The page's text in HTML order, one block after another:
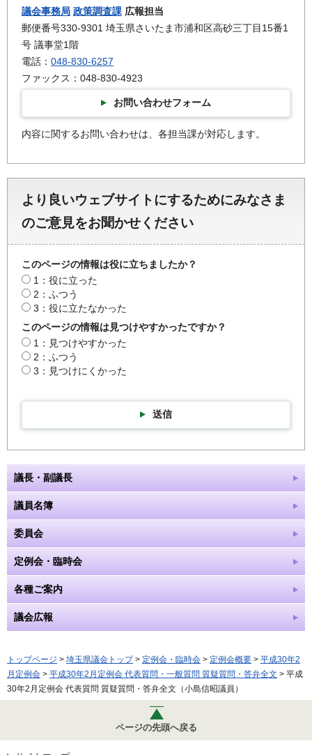
議会事務局 政策調査課 広報担当
郵便番号330-9301 埼玉県さいたま市浦和区高砂三丁目15番1
号 議事堂1階
電話： 048-830-6257
ファックス：048-830-4923
お問い合わせフォーム
内容に関するお問い合わせは、各担当課が対応します。
より良いウェブサイトにするためにみなさま
のご意見をお聞かせください
このページの情報は役に立ちましたか？
1：役に立った
2：ふつう
3：役に立たなかった
このページの情報は見つけやすかったですか？
1：見つけやすかった
2：ふつう
3：見つけにくかった
送信
議長・副議長
議員名簿
委員会
定例会・臨時会
各種ご案内
議会広報
トップページ > 埼玉県議会トップ> 定例会・臨時会 > 定例会概要 > 平成30年2
月定例会 > 平成30年2月定例会 代表質問・一般質問 質疑質問・答弁全文 > 平成
30年2月定例会 代表質問 質疑質問・答弁全文（小島信昭議員）
ページの先頭へ戻る